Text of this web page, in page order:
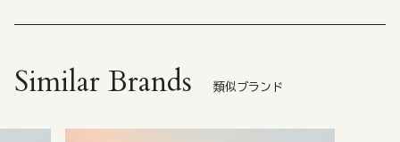
Similar Brands 類似ブランド